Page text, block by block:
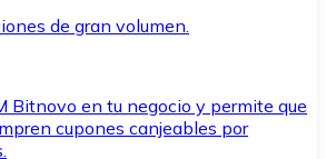
de gran volumen.
Bitnovo en tu negocio y permite que
cupones canjeables por